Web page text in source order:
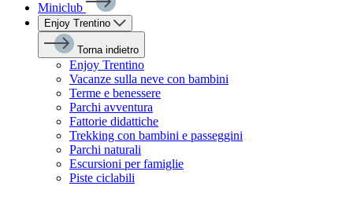
Miniclub
Enjoy Trentino
Torna indietro
Enjoy Trentino
Vacanze sulla neve con bambini
Terme e benessere
Parchi avventura
Fattorie didattiche
Trekking con bambini e passeggini
Parchi naturali
Escursioni per famiglie
Piste ciclabili